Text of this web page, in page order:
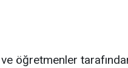
öğretmenler